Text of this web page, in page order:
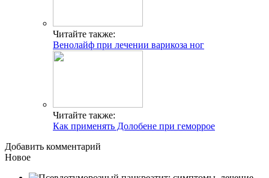
Читайте также:
Венолайф при лечении варикоза ног
Читайте также:
Как применять Долобене при геморрое
Добавить комментарий
Новое